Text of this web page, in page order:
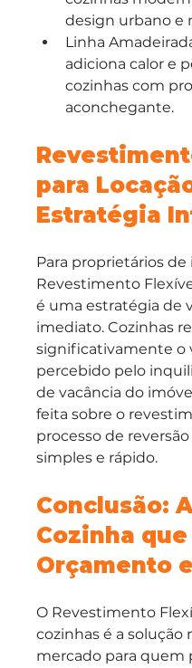
design urbano e
Linha
adiciona calor e
cozinhas com
aconchegante.
para
Estratégia
Para proprietários de
Revestimento
é uma estratégia de
imediato. Cozinhas
significativamente o
percebido pelo
de vacância do
feita sobre o
processo de
simples e rápido.
Conclusão:
Cozinha
Orçamento
O Revestimento
cozinhas é a
mercado para quem